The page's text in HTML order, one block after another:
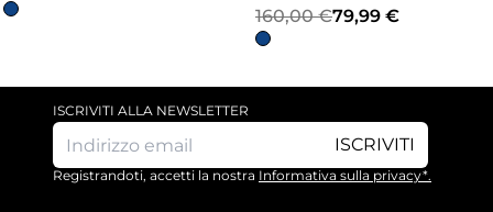
prezzo
145,00 €.
prezzo
102,00 €.
160,00€
Il
prezzo
79,99 €
Il
prezzo
ISCRIVITI ALLA NEWSLETTER
ISCRIVITI
Registrandoti, accetti la nostra Informativa sulla privacy*.